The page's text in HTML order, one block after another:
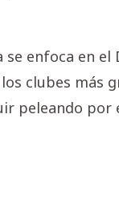
enfoca en el
clubes más
peleando